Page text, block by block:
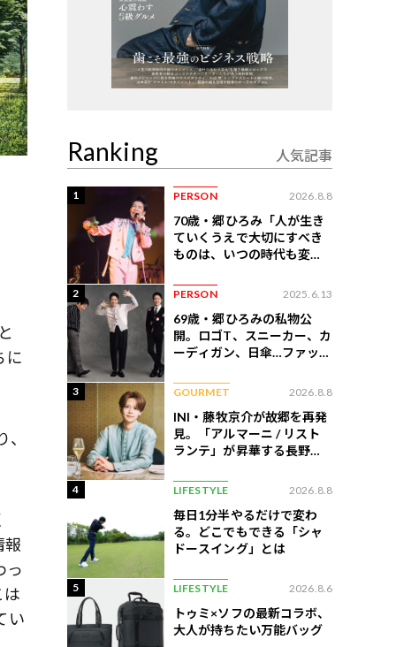
に
報
っ
は
い
Ranking 人気記事
1 PERSON 2026.8.8
70歳・郷ひろみ「人が生き
ていくうえで大切にすべき
ものは、いつの時代も変わ
2 PERSON 2025.6.13
69歳・郷ひろみの私物公
開。ロゴT、スニーカー、カ
ーディガン、日傘…ファッシ
3 GOURMET 2026.8.8
INI・藤牧京介が故郷を再発
見。「アルマーニ / リスト
ランテ」が昇華する長野の
4 LIFESTYLE 2026.8.8
毎日1分半やるだけで変わ
る。どこでもできる「シャ
ドースイング」とは
5 LIFESTYLE 2026.8.6
トゥミ×ソフの最新コラボ、
大人が持ちたい万能バッグ